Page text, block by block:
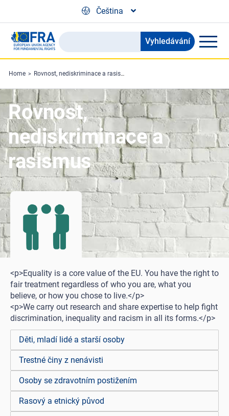
Čeština
Search
the
FRA
website
Vyhledávání
Home Rovnost, nediskriminace a rasismus
Rovnost,
nediskriminace a
rasismus
<p>Equality is a core value of the EU. You have the right to
fair treatment regardless of who you are, what you
believe, or how you chose to live.</p>
<p>We carry out research and share expertise to help fight
discrimination, inequality and racism in all its forms.</p>
Děti, mladí lidé a starší osoby
Trestné činy z nenávisti
Osoby se zdravotním postižením
Rasový a etnický původ